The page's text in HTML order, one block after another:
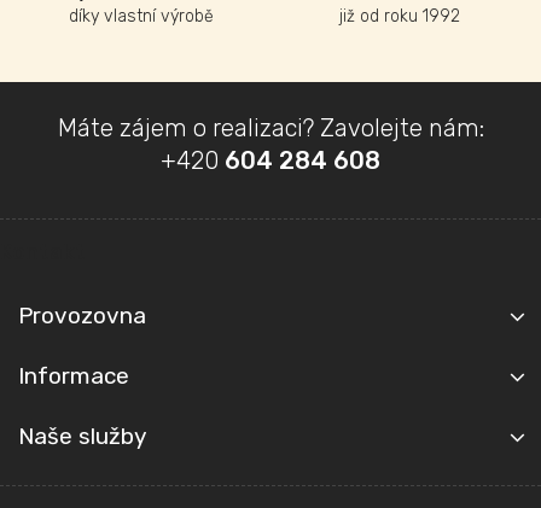
díky vlastní výrobě již od roku 1992
a
Máte zájem o realizaci? Zavolejte nám:
+420 604 284 608
Provozovna
Informace
Naše služby